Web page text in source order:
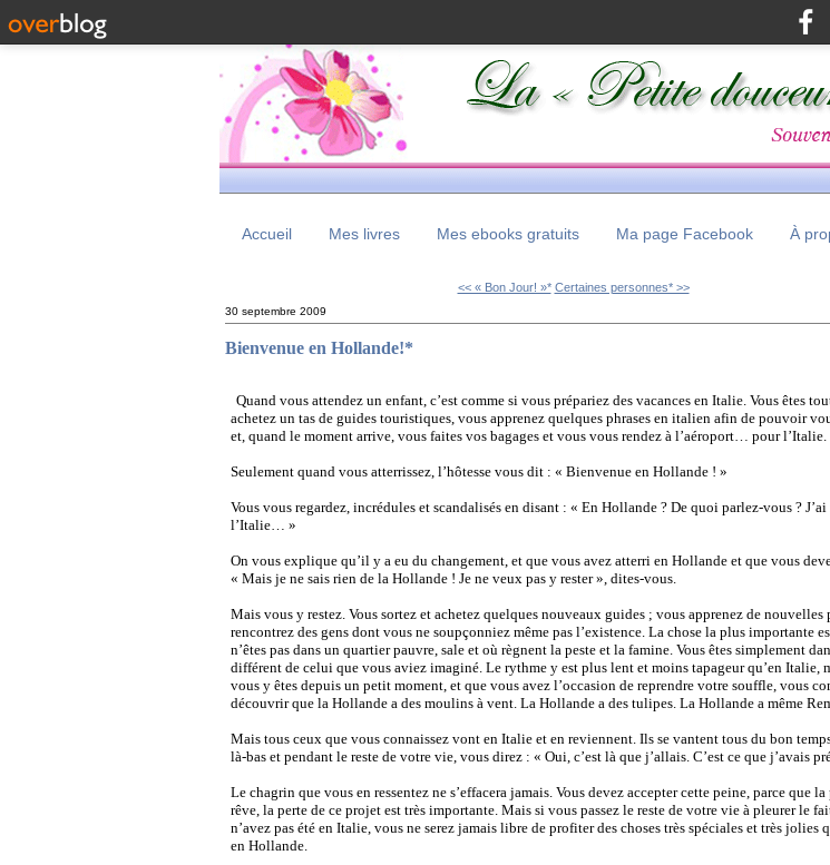
Accueil Mes livres Mes ebooks gratuits Ma page Facebook À
<< « Bon Jour! »* Certaines personnes* >>
30 septembre 2009
Bienvenue en Hollande!*
Quand vous attendez un enfant, c’est comme si vous prépariez des vacances en Italie. Vous êtes
achetez un tas de guides touristiques, vous apprenez quelques phrases en italien afin de pouvoir
et, quand le moment arrive, vous faites vos bagages et vous vous rendez à l’aéroport… pour l’Italie.
Seulement quand vous atterrissez, l’hôtesse vous dit : « Bienvenue en Hollande ! »
Vous vous regardez, incrédules et scandalisés en disant : « En Hollande ? De quoi parlez-vous ? J’ai
l’Italie… »
On vous explique qu’il y a eu du changement, et que vous avez atterri en Hollande et que vous
« Mais je ne sais rien de la Hollande ! Je ne veux pas y rester », dites-vous.
Mais vous y restez. Vous sortez et achetez quelques nouveaux guides ; vous apprenez de nouvelles
rencontrez des gens dont vous ne soupçonniez même pas l’existence. La chose la plus importante
n’êtes pas dans un quartier pauvre, sale et où règnent la peste et la famine. Vous êtes simplement
différent de celui que vous aviez imaginé. Le rythme y est plus lent et moins tapageur qu’en Italie,
vous y êtes depuis un petit moment, et que vous avez l’occasion de reprendre votre souffle, vous
découvrir que la Hollande a des moulins à vent. La Hollande a des tulipes. La Hollande a même
Mais tous ceux que vous connaissez vont en Italie et en reviennent. Ils se vantent tous du bon
là-bas et pendant le reste de votre vie, vous direz : « Oui, c’est là que j’allais. C’est ce que j’avais
Le chagrin que vous en ressentez ne s’effacera jamais. Vous devez accepter cette peine, parce que la
rêve, la perte de ce projet est très importante. Mais si vous passez le reste de votre vie à pleurer le
n’avez pas été en Italie, vous ne serez jamais libre de profiter des choses très spéciales et très jolies
en Hollande.